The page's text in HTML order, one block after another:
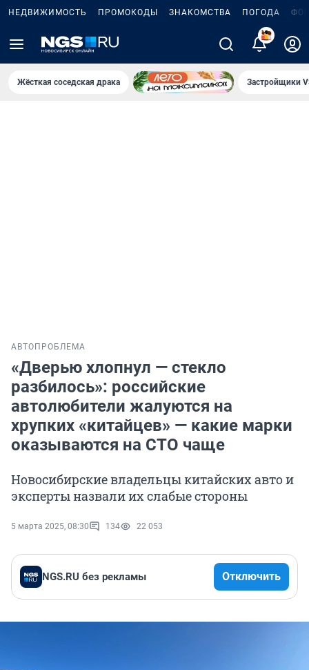
НЕДВИЖИМОСТЬ ПРОМОКОДЫ ЗНАКОМСТВА ПОГОДА
5
Жёсткая соседская драка Застройщики
АВТО ПРОБЛЕМА
«Дверью хлопнул — стекло
разбилось»: российские
автолюбители жалуются на
хрупких «китайцев» — какие марки
оказываются на СТО чаще
Новосибирские владельцы китайских авто и
эксперты назвали их слабые стороны
5 марта 2025, 08:30 134 22 053
NGS.RU без рекламы Отключить